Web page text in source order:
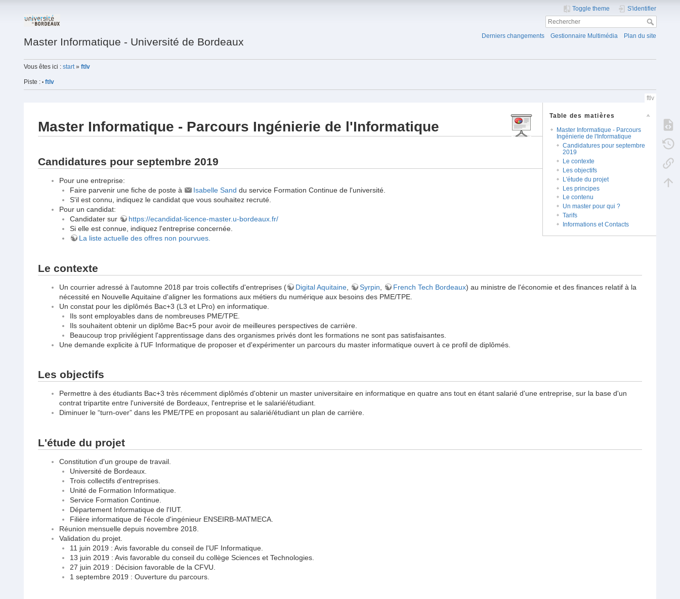
Master Informatique - Université de Bordeaux
Toggle theme S'identifier
Derniers changements Gestionnaire Multimédia Plan du site
Vous êtes ici : start» ftlv
Piste : • ftlv
ftlv
Table des matières
Master Informatique - Parcours
Ingénierie de l'Informatique
Candidatures pour septembre
2019
Le contexte
Les objectifs
L'étude du projet
Les principes
Le contenu
Un master pour qui ?
Tarifs
Informations et Contacts
Master Informatique - Parcours Ingénierie de l'Informatique
Candidatures pour septembre 2019
Pour une entreprise:
Faire parvenir une fiche de poste à
Isabelle Sand du service Formation Continue de l'université.
S'il est connu, indiquez le candidat que vous souhaitez recruté.
Pour un candidat:
Candidater sur
https://ecandidat-licence-master.u-bordeaux.fr/
Si elle est connue, indiquez l'entreprise concernée.
La liste actuelle des offres non pourvues.
Le contexte
Un courrier adressé à l'automne 2018 par trois collectifs d'entreprises ( Digital Aquitaine, Syrpin French Tech Bordeaux) au ministre de l'économie et des finances relatif à la
nécessité en Nouvelle Aquitaine d'aligner les formations aux métiers du numérique aux besoins des PME/TPE.
Un constat pour les diplômés Bac+3 (L3 et LPro) en informatique.
Ils sont employables dans de nombreuses PME/TPE.
Ils souhaitent obtenir un diplôme Bac+5 pour avoir de meilleures perspectives de carrière.
Beaucoup trop privilégient l'apprentissage dans des organismes privés dont les formations ne sont pas satisfaisantes.
Une demande explicite à l'UF Informatique de proposer et d'expérimenter un parcours du master informatique ouvert à ce profil de diplômés.
Les objectifs
Permettre à des étudiants Bac+3 très récemment diplômés d'obtenir un master universitaire en informatique en quatre ans tout en étant salarié d'une entreprise, sur la base d'un
contrat tripartite entre l'université de Bordeaux, l'entreprise et le salarié/étudiant.
Diminuer le “turn-over” dans les PME/TPE en proposant au salarié/étudiant un plan de carrière.
L'étude du projet
Constitution d'un groupe de travail.
Université de Bordeaux.
Trois collectifs d'entreprises.
Unité de Formation Informatique.
Service Formation Continue.
Département Informatique de l'IUT.
Filière informatique de l'école d'ingénieur ENSEIRB-MATMECA.
Réunion mensuelle depuis novembre 2018.
Validation du projet.
11 juin 2019 : Avis favorable du conseil de l'UF Informatique.
13 juin 2019 : Avis favorable du conseil du collège Sciences et Technologies.
27 juin 2019 : Décision favorable de la CFVU.
1 septembre 2019 : Ouverture du parcours.